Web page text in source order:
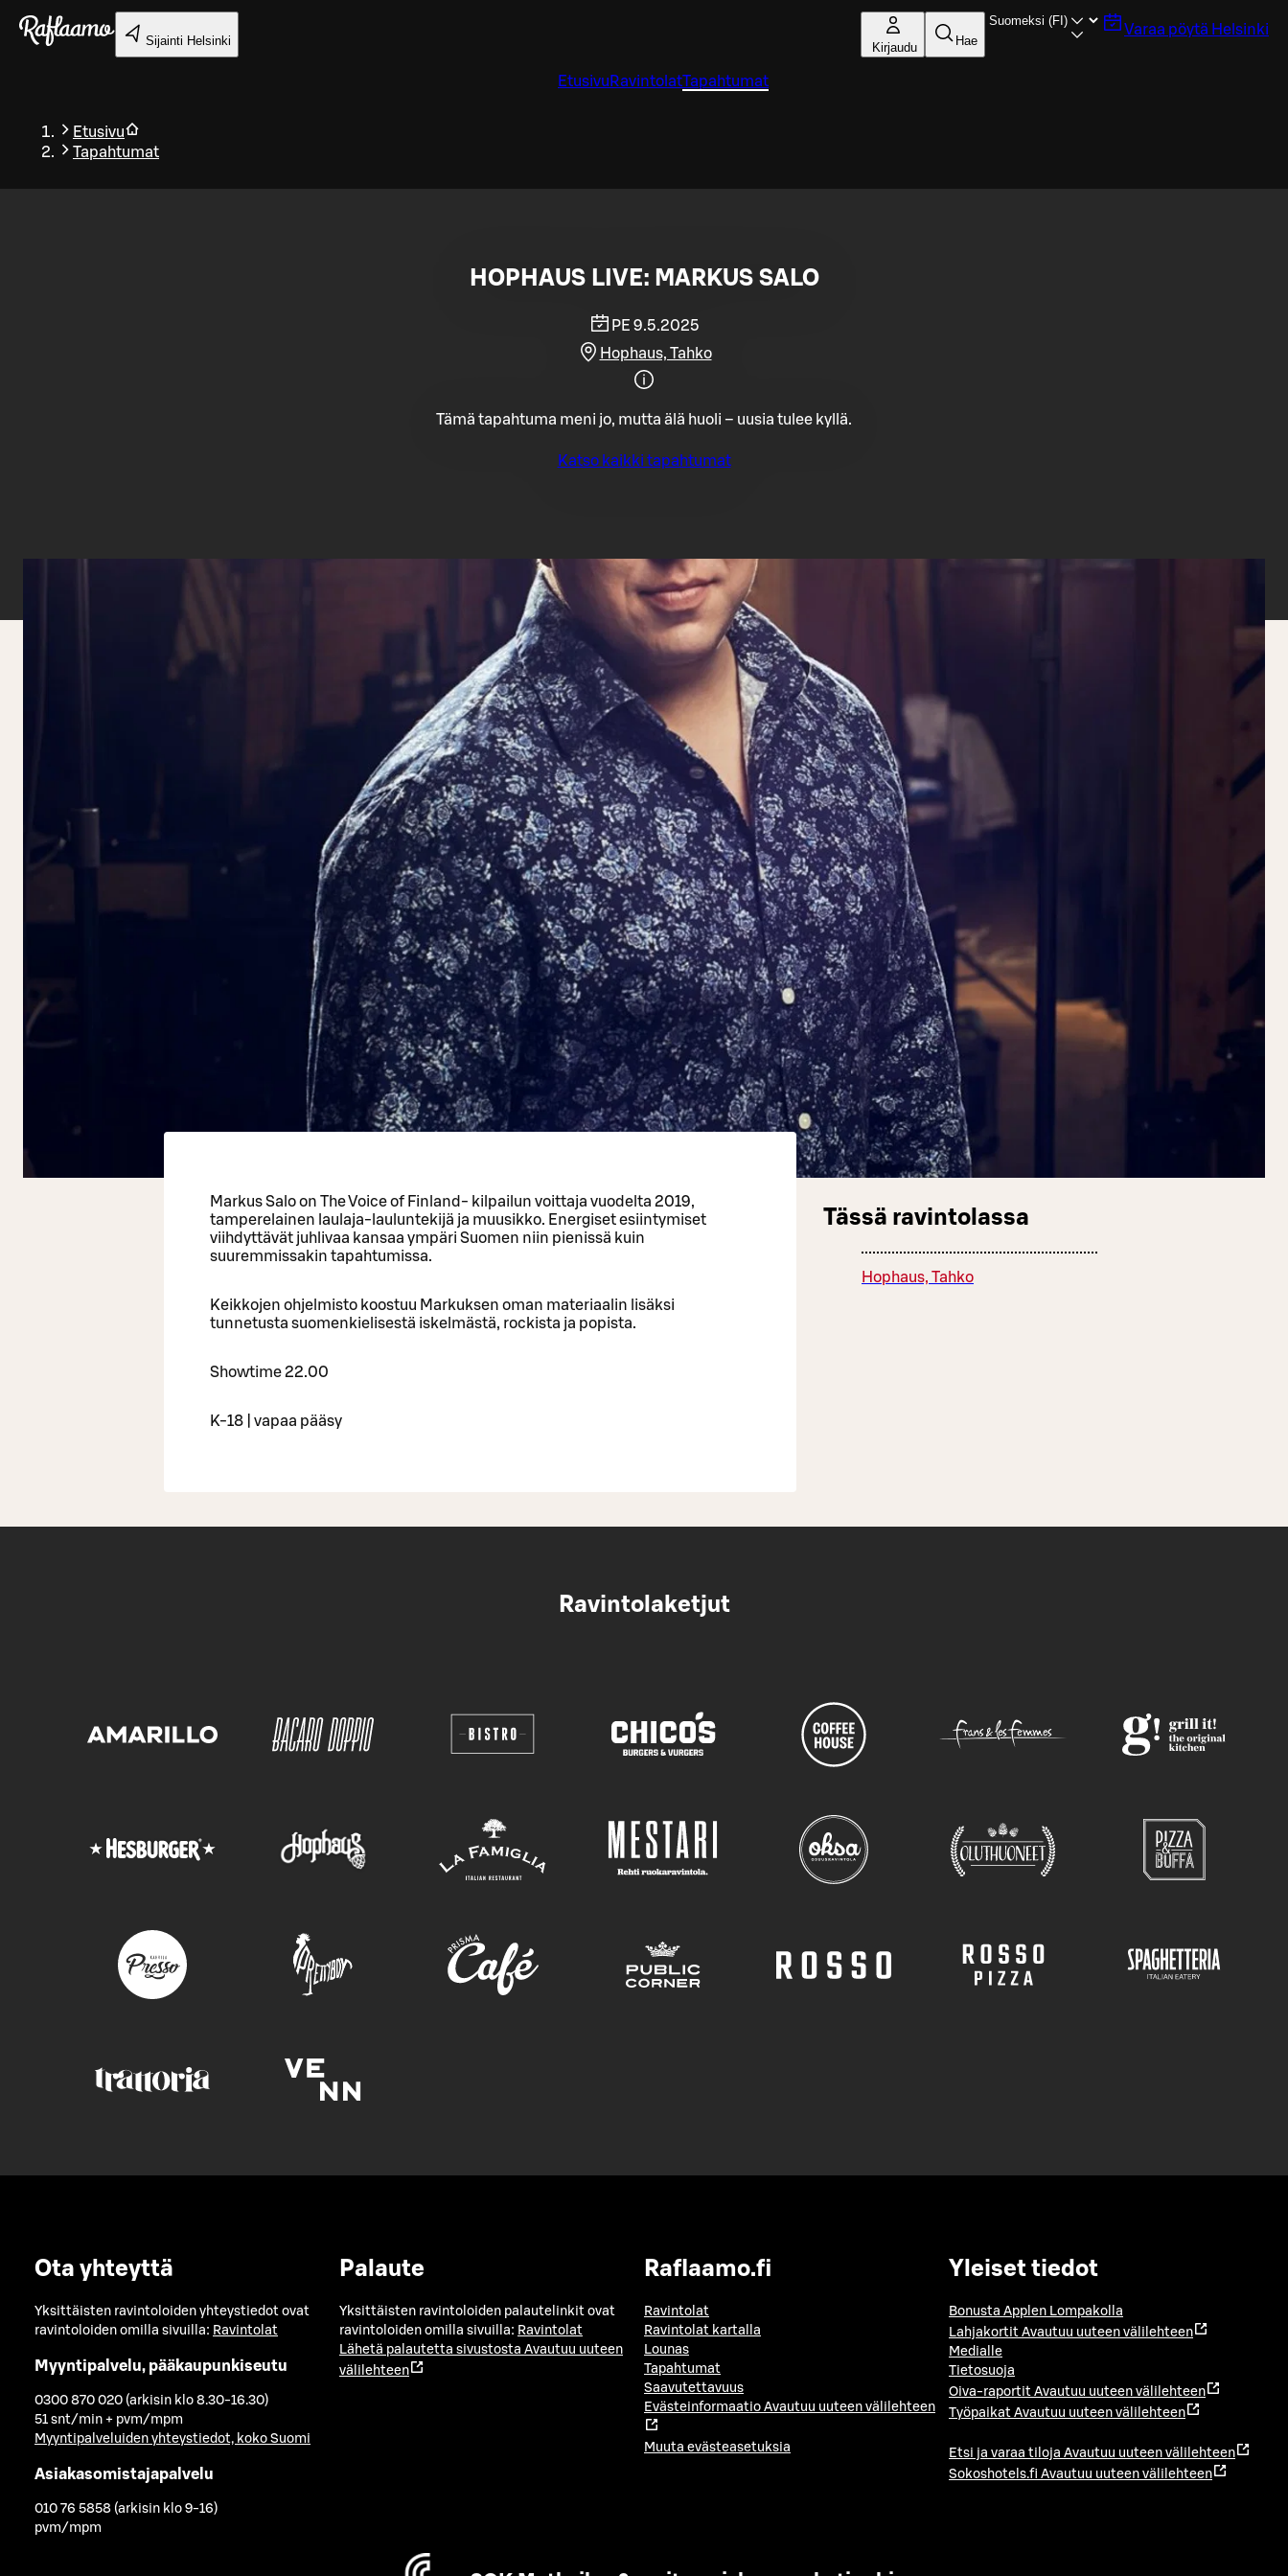
Siirry pääsisältöön
Sijainti Helsinki Kirjaudu Hae
Varaa pöytä Helsinki
Etusivu RavintolatTapahtumat
Etusivu
Tapahtumat
Takaisin
HOPHAUS LIVE: MARKUS SALO
PE 9.5.2025
Hophaus, Tahko
Tämä tapahtuma meni jo, mutta älä huoli – uusia tulee kyllä.
Katso kaikki tapahtumat
Markus Salo on The Voice of Finland- kilpailun voittaja vuodelta 2019,
tamperelainen laulaja-lauluntekijä ja muusikko. Energiset esiintymiset
viihdyttävät juhlivaa kansaa ympäri Suomen niin pienissä kuin
suuremmissakin tapahtumissa.
Keikkojen ohjelmisto koostuu Markuksen oman materiaalin lisäksi
tunnetusta suomenkielisestä iskelmästä, rockista ja popista.
Showtime 22.00
K-18 | vapaa pääsy
Tässä ravintolassa
Hophaus, Tahko
Ravintolaketjut
Ota yhteyttä
Yksittäisten ravintoloiden yhteystiedot ovat
ravintoloiden omilla sivuilla: Ravintolat
Myyntipalvelu, pääkaupunkiseutu
0300 870 020 (arkisin klo 8.30-16.30)
51 snt/min + pvm/mpm
Myyntipalveluiden yhteystiedot, koko Suomi
Asiakasomistajapalvelu
010 76 5858 (arkisin klo 9-16)
pvm/mpm
Palaute
Yksittäisten ravintoloiden palautelinkit ovat
ravintoloiden omilla sivuilla: Ravintolat
Lähetä palautetta sivustosta Avautuu uuteen
välilehteen
Raflaamo.fi
Ravintolat
Ravintolat kartalla
Lounas
Tapahtumat
Saavutettavuus
Evästeinformaatio Avautuu uuteen välilehteen
Muuta evästeasetuksia
Yleiset tiedot
Bonusta Applen Lompakolla
Lahjakortit Avautuu uuteen välilehteen
Medialle
Tietosuoja
Oiva-raportit Avautuu uuteen välilehteen
Työpaikat Avautuu uuteen välilehteen
Etsi ja varaa tiloja Avautuu uuteen välilehteen
Sokoshotels.fi Avautuu uuteen välilehteen